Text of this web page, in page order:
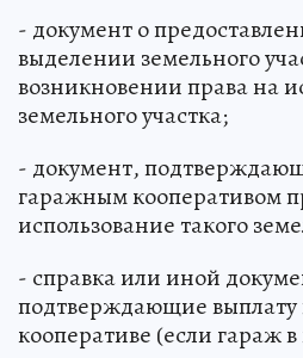
- документ о
выделении земельного
возникновении права на
земельного участка;
- документ,
гаражным кооперативом
использование такого
- справка или иной
подтверждающие выплату
кооперативе (если гараж